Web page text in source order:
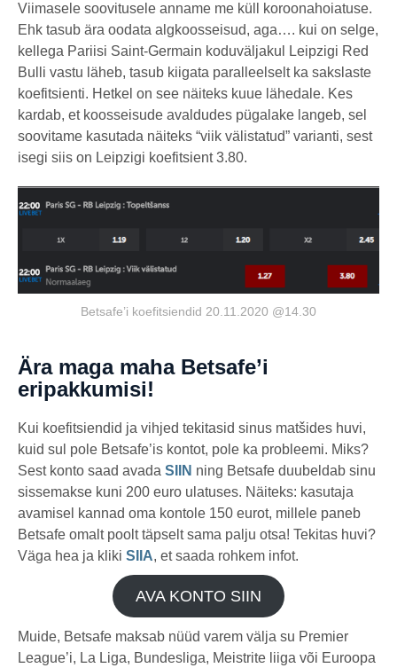
Viimasele soovitusele anname me küll koroonahoiatuse.
Ehk tasub ära oodata algkoosseisud, aga…. kui on selge,
kellega Pariisi Saint-Germain koduväljakul Leipzigi Red
Bulli vastu läheb, tasub kiigata paralleelselt ka sakslaste
koefitsienti. Hetkel on see näiteks kuue lähedale. Kes
kardab, et koosseisude avaldudes pügalake langeb, sel
soovitame kasutada näiteks “viik välistatud” varianti, sest
isegi siis on Leipzigi koefitsient 3.80.
Betsafe’i koefitsiendid 20.11.2020 @14.30
Ära maga maha Betsafe’i
eripakkumisi!
Kui koefitsiendid ja vihjed tekitasid sinus matšides huvi,
kuid sul pole Betsafe’is kontot, pole ka probleemi. Miks?
Sest konto saad avada SIIN ning Betsafe duubeldab sinu
sissemakse kuni 200 euro ulatuses. Näiteks: kasutaja
avamisel kannad oma kontole 150 eurot, millele paneb
Betsafe omalt poolt täpselt sama palju otsa! Tekitas huvi?
Väga hea ja kliki SIIA, et saada rohkem infot.
AVA KONTO SIIN
Muide, Betsafe maksab nüüd varem välja su Premier
League’i, La Liga, Bundesliga, Meistrite liiga või Euroopa